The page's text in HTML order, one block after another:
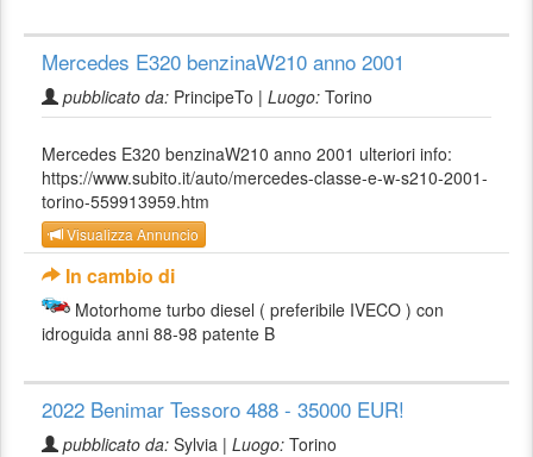
Mercedes E320 benzinaW210 anno 2001
pubblicato da: PrincipeTo | Luogo: Torino
Mercedes E320 benzinaW210 anno 2001 ulteriori info:
https://www.subito.it/auto/mercedes-classe-e-w-s210-2001-
torino-559913959.htm
Visualizza Annuncio
In cambio di
Motorhome turbo diesel ( preferibile IVECO ) con
idroguida anni 88-98 patente B
2022 Benimar Tessoro 488 - 35000 EUR!
pubblicato da: Sylvia | Luogo: Torino